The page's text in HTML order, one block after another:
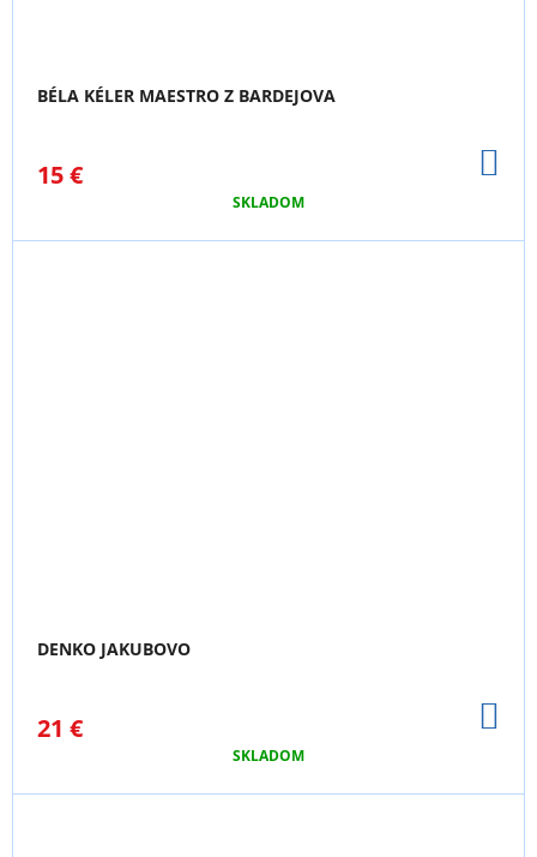
BÉLA KÉLER MAESTRO Z BARDEJOVA
15 €
SKLADOM
DENKO JAKUBOVO
21 €
SKLADOM